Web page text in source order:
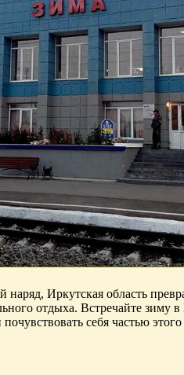
Иркутская область
отдыха. Встречайте
себя частью